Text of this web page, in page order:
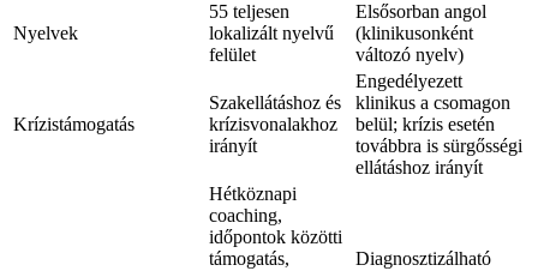
Nyelvek
55 teljesen
lokalizált nyelvű
felület
Elsősorban angol
(klinikusonként
változó nyelv)
Krízistámogatás
Szakellátáshoz és
krízisvonalakhoz
irányít
Engedélyezett
klinikus a csomagon
belül; krízis esetén
továbbra is sürgősségi
ellátáshoz irányít
Hétköznapi
coaching,
időpontok közötti
támogatás,
Diagnosztizálható